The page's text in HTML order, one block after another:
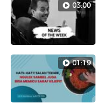
03:00
01:19